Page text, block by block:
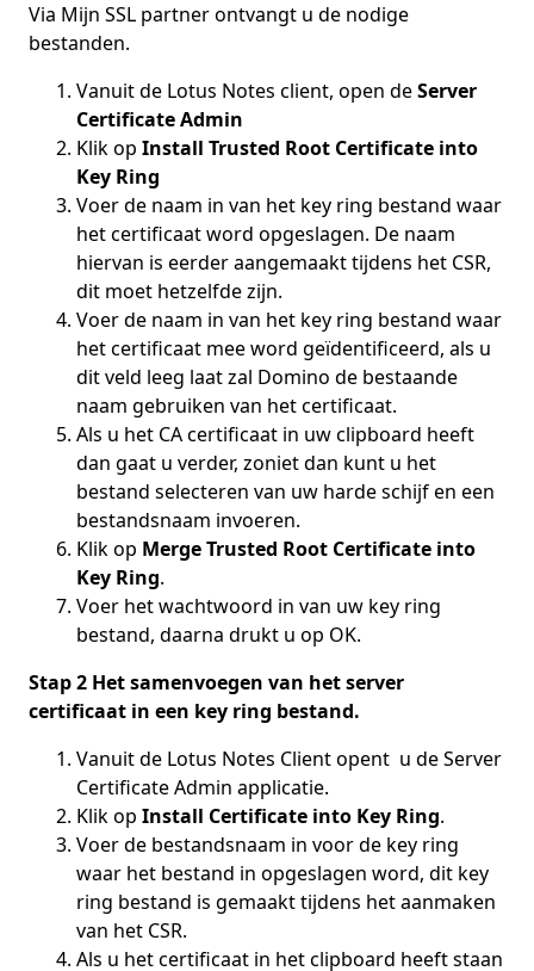
Via Mijn SSL partner ontvangt u de nodige
bestanden.
Vanuit de Lotus Notes client, open deServer
Certificate Admin
Klik op Install Trusted Root Certificate into
Key Ring
Voer de naam in van het key ring bestand waar
het certificaat word opgeslagen. De naam
hiervan is eerder aangemaakt tijdens het CSR,
dit moet hetzelfde zijn.
Voer de naam in van het key ring bestand waar
het certificaat mee word geïdentificeerd, als u
dit veld leeg laat zal Domino de bestaande
naam gebruiken van het certificaat.
Als u het CA certificaat in uw clipboard heeft
dan gaat u verder, zoniet dan kunt u het
bestand selecteren van uw harde schijf en een
bestandsnaam invoeren.
Klik op Merge Trusted Root Certificate into
Key Ring.
Voer het wachtwoord in van uw key ring
bestand, daarna drukt u op OK.
Stap 2 Het samenvoegen van het server
certificaat in een key ring bestand.
Vanuit de Lotus Notes Client opent u de Server
Certificate Admin applicatie.
Klik op Install Certificate into Key Ring.
Voer de bestandsnaam in voor de key ring
waar het bestand in opgeslagen word, dit key
ring bestand is gemaakt tijdens het aanmaken
van het CSR.
Als u het certificaat in het clipboard heeft staan